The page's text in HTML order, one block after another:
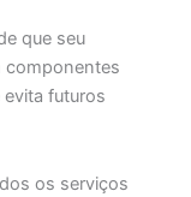
que seu
componentes
evita futuros
os serviços